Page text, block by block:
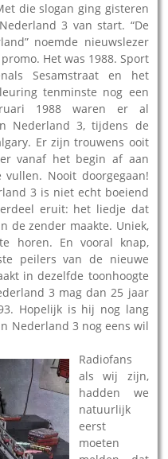
die slogan ging gisteren
3 van start. “De
noemde nieuwslezer
Het was 1988. Sport
Sesamstraat en het
tenminste nog een
1988 waren er al
Nederland 3, tijdens de
Er zijn trouwens ooit
vanaf het begin af aan
Nooit doorgegaan!
3 is niet echt boeiend
eruit: het liedje dat
de zender maakte. Uniek,
horen. En vooral knap,
peilers van de nieuwe
in dezelfde toonhoogte
3 mag dan 25 jaar
Hopelijk is hij nog lang
Nederland 3 nog eens wil
Radiofans
als wij zijn,
hadden we
natuurlijk
eerst
moeten